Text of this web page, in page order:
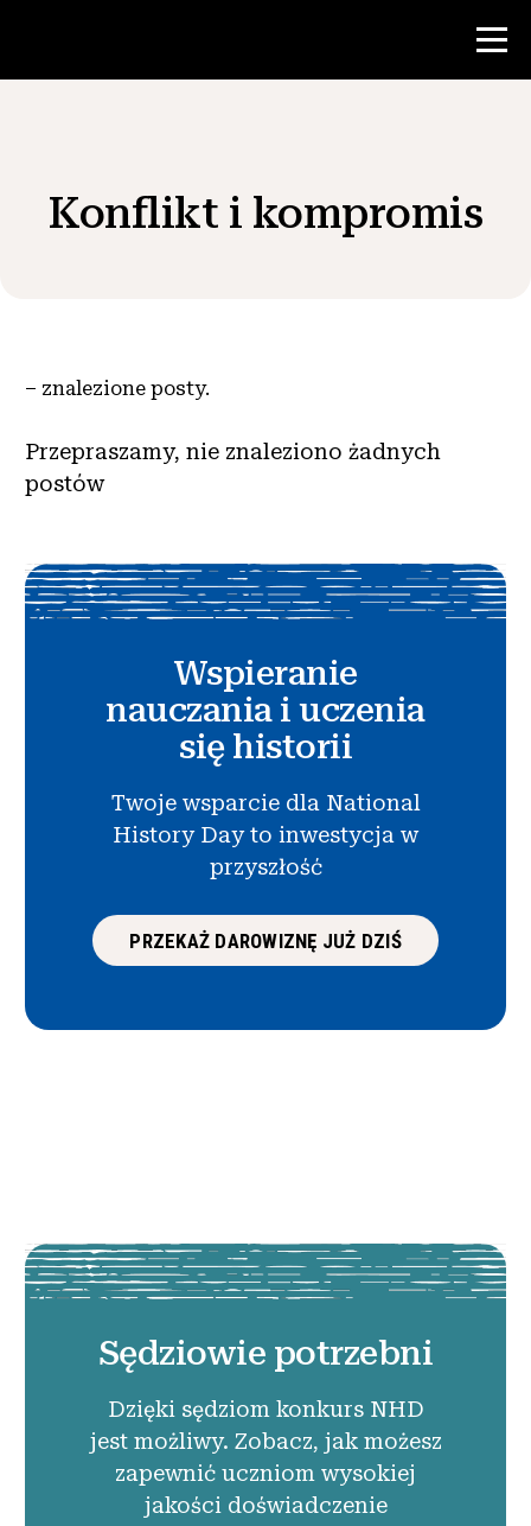
Zasoby dla nauczycieli
Konflikt i kompromis
– znalezione posty.
Przepraszamy, nie znaleziono żadnych
postów
Wspieranie
nauczania i uczenia
się historii
Twoje wsparcie dla National
History Day to inwestycja w
przyszłość
PRZEKAŻ DAROWIZNĘ JUŻ DZIŚ
Sędziowie potrzebni
Dzięki sędziom konkurs NHD
jest możliwy. Zobacz, jak możesz
zapewnić uczniom wysokiej
jakości doświadczenie